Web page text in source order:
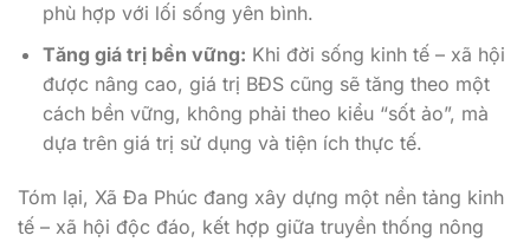
phù hợp với lối sống yên bình.
Tăng giá trị bền vững: Khi đời sống kinh tế – xã hội
được nâng cao, giá trị BĐS cũng sẽ tăng theo một
cách bền vững, không phải theo kiểu “sốt ảo”, mà
dựa trên giá trị sử dụng và tiện ích thực tế.
Tóm lại, Xã Đa Phúc đang xây dựng một nền tảng kinh
tế – xã hội độc đáo, kết hợp giữa truyền thống nông